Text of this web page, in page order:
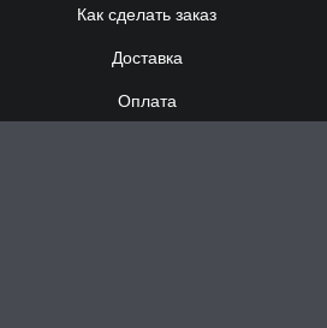
Как сделать заказ
Доставка
Оплата